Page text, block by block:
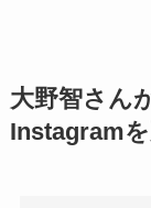
大野智さん
Instagram